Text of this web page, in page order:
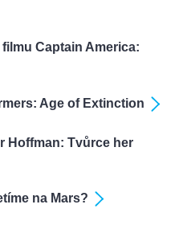
Captain America:
Age of Extinction
Hoffman: Tvůrce her
na Mars?